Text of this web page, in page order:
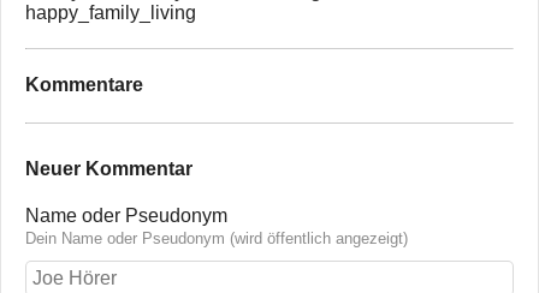
happy_family_living
Kommentare
Neuer Kommentar
Name oder Pseudonym
Dein Name oder Pseudonym (wird öffentlich angezeigt)